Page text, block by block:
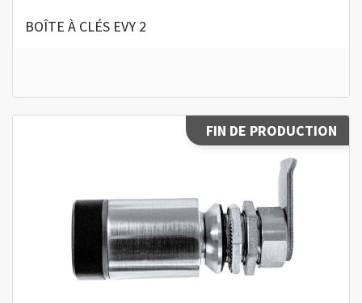
BOÎTE À CLÉS EVY 2
FIN DE PRODUCTION